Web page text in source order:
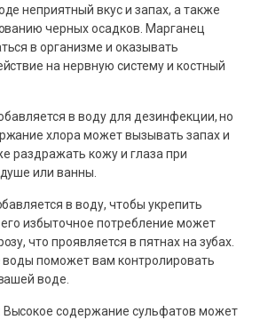
неприятный вкус и запах, а также
черных осадков. Марганец
в организме и оказывать
на нервную систему и костный
в воду для дезинфекции, но
хлора может вызывать запах и
раздражать кожу и глаза при
или ванны.
в воду, чтобы укрепить
избыточное потребление может
что проявляется в пятнах на зубах.
воды поможет вам контролировать
воде.
Высокое содержание сульфатов может